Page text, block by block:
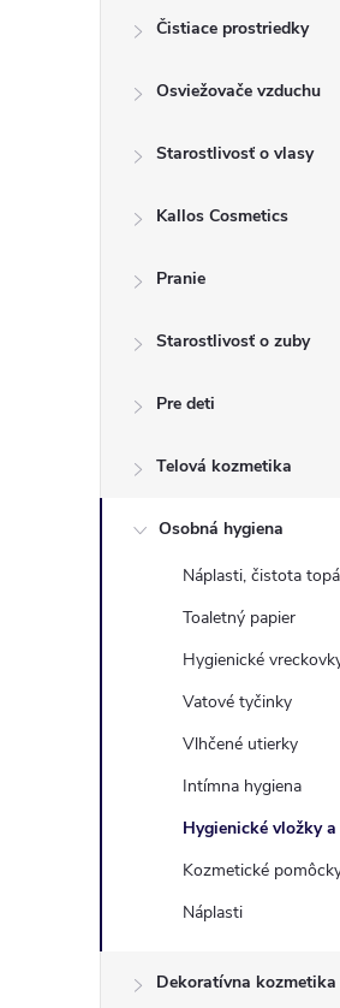
Čistiace prostriedky
Osviežovače vzduchu
Starostlivosť o vlasy
Kallos Cosmetics
Pranie
Starostlivosť o zuby
Pre deti
Telová kozmetika
Osobná hygiena
Náplasti, čistota
Toaletný papier
Hygienické
Vatové tyčinky
Vlhčené utierky
Intímna hygiena
Hygienické vložky
Kozmetické
Náplasti
Dekoratívna kozmetika